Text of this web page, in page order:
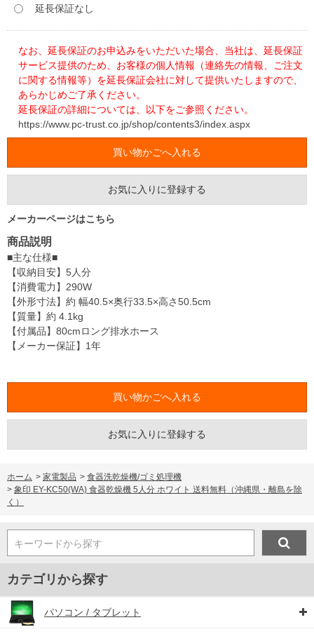
延長保証なし
なお、延長保証のお申込みをいただいた場合、当社は、延長保証
サービス提供のため、お客様の個人情報（連絡先の情報、ご注文
に関する情報等）を延長保証会社に対して提供いたしますので、
あらかじめご了承ください。
延長保証の詳細については、以下をご参照ください。
https://www.pc-trust.co.jp/shop/contents3/index.aspx
お気に入りに登録する
メーカーページはこちら
商品説明
■主な仕様■
【収納目安】5人分
【消費電力】290W
【外形寸法】約 幅40.5×奥行33.5×高さ50.5cm
【質量】約 4.1kg
【付属品】80cmロング排水ホース
【メーカー保証】1年
お気に入りに登録する
ホーム > 家電製品 > 食器洗乾燥機/ゴミ処理機
> 象印 EY-KC50(WA) 食器乾燥機 5人分 ホワイト 送料無料（沖縄県・離島を除
く）
キーワードから探す
カテゴリから探す
パソコン / タブレット